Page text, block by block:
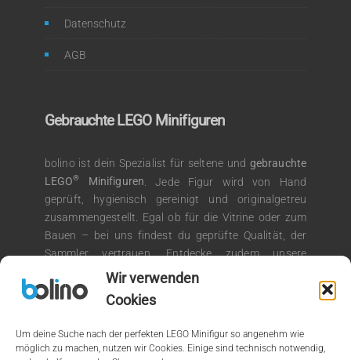
Wir verwenden
Cookies
Um deine Suche nach der perfekten LEGO Minifigur so angenehm wie
möglich zu machen, nutzen wir Cookies. Einige sind technisch notwendig,
Datenschutz
AGB
Gebrauchte LEGO Minifiguren
bolino ist dein Spezialist für seltene und gebrauchte
LEGO® Minifiguren . Jede Figur wird von Hand
geprüft, hygienisch gereinigt und originalgetreu
zusammengestellt. Egal ob für die Vitrine oder zum
Bauen – bei uns findest du geprüfte Qualität, der
Sammler vertrauen. Entdecke zudem unsere
Auswahl an LEGO Kiloware für kreative
Bauprojekte.